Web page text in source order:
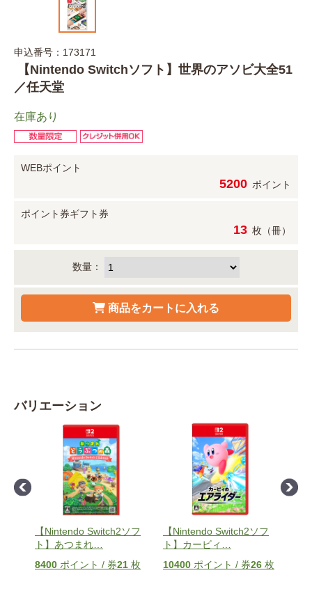
申込番号：173171
【Nintendo Switchソフト】世界のアソビ大全51
／任天堂
在庫あり
WEBポイント
5200 ポイント
ポイント券ギフト券
13 枚（冊）
数量：
バリエーション
【Nintendo Switch2ソフ
ト】あつまれ
8400 ポイント / 券21 枚
【Nintendo Switch2ソフ
ト】カービィ
10400 ポイント / 券26 枚